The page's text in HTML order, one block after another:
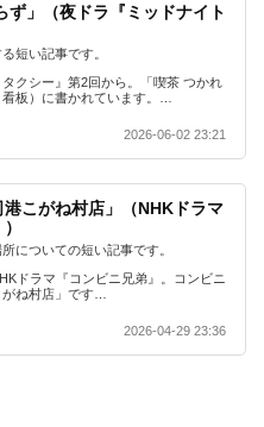
ず」（夜ドラ『ミッドナイト
短い記事です。
クシー』第2回から。「喫茶 つかれ
板）に書かれています。…
2026-06-02 23:21
港こがね村店」（NHKドラマ
についての短い記事です。
ドラマ『コンビニ兄弟』。コンビニ
がね村店」です…
2026-04-29 23:36